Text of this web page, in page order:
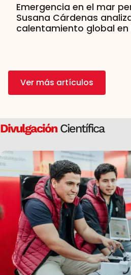
Emergencia en el mar
Susana Cárdenas
calentamiento global
Ver más artículos
DivulgaciónCientífica